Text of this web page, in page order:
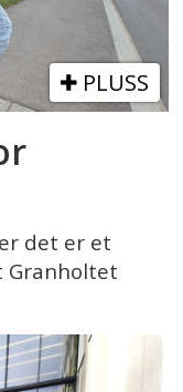
PLUSS
det er et
Granholtet